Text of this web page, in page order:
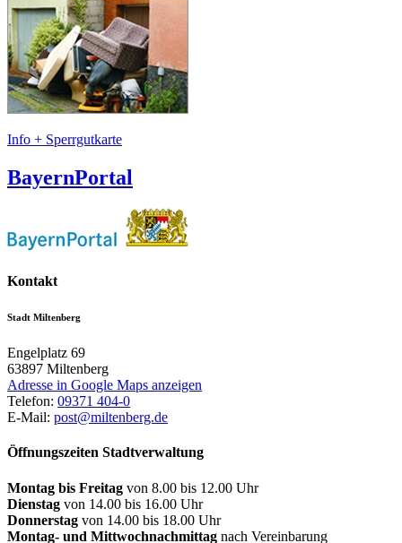
Info + Sperrgutkarte
BayernPortal
Kontakt
Stadt Miltenberg
Engelplatz 69
63897 Miltenberg
Adresse in Google Maps anzeigen
Telefon: 09371 404-0
E-Mail: post@miltenberg.de
Öffnungszeiten Stadtverwaltung
Montag bis Freitag von 8.00 bis 12.00 Uhr
Dienstag von 14.00 bis 16.00 Uhr
Donnerstag von 14.00 bis 18.00 Uhr
Montag- und Mittwochnachmittag nach Vereinbarung